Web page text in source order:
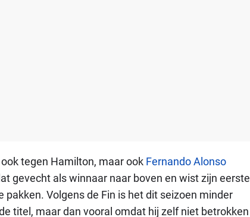
tegen Hamilton, maar ook Fernando Alonso
gevecht als winnaar naar boven en wist zijn eerste
Volgens de Fin is het dit seizoen minder
titel, maar dan vooral omdat hij zelf niet betrokken